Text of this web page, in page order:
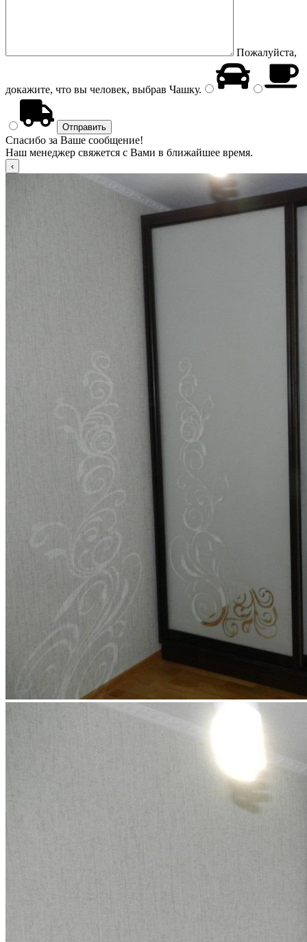
Пожалуйста,
докажите, что вы человек, выбрав Чашку.
Спасибо за Ваше сообщение!
Наш менеджер свяжется с Вами в ближайшее время.